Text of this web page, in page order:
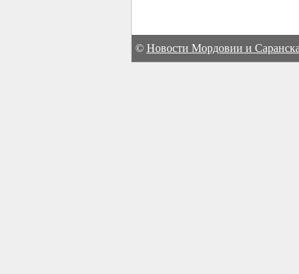
© Новости Мордовии и Саранска